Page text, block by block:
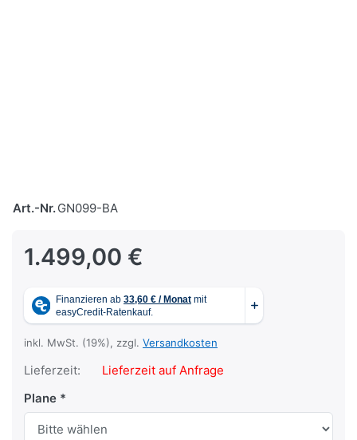
Art.-Nr.GN099-BA
1.499,00 €
inkl. MwSt. (19%), zzgl. Versandkosten
Lieferzeit:
Lieferzeit auf Anfrage
Plane